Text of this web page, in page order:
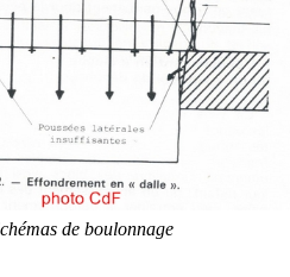
de boulonnage